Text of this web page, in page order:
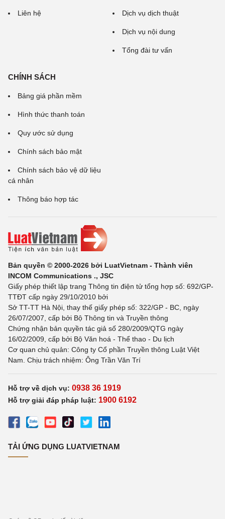
Liên hệ Dịch vụ dịch thuật
Dịch vụ nội dung
Tổng đài tư vấn
CHÍNH SÁCH
Bảng giá phần mềm
Hình thức thanh toán
Quy ước sử dụng
Chính sách bảo mật
Chính sách bảo vệ dữ liệu
cá nhân
Thông báo hợp tác
Bản quyền © 2000-2026 bởi LuatVietnam - Thành viên
INCOM Communications ., JSC
Giấy phép thiết lập trang Thông tin điện tử tổng hợp số: 692/GP-
TTĐT cấp ngày 29/10/2010 bởi
Sở TT-TT Hà Nội, thay thế giấy phép số: 322/GP - BC, ngày
26/07/2007, cấp bởi Bộ Thông tin và Truyền thông
Chứng nhận bản quyền tác giả số 280/2009/QTG ngày
16/02/2009, cấp bởi Bộ Văn hoá - Thể thao - Du lịch
Cơ quan chủ quản: Công ty Cổ phần Truyền thông Luật Việt
Nam. Chịu trách nhiệm: Ông Trần Văn Trí
Hỗ trợ về dịch vụ: 0938 36 1919
Hỗ trợ giải đáp pháp luật: 1900 6192
TẢI ỨNG DỤNG LUATVIETNAM